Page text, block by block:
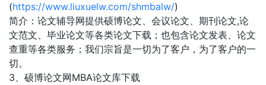
(https://www.liuxuelw.com/shmbalw/)
简介：论文辅导网提供硕博论文、会议论文、期刊论文,论
文范文、毕业论文等各类论文下载；也包含论文发表、论文
查重等各类服务；我们宗旨是一切为了客户，为了客户的一
切。
3、硕博论文网MBA论文库下载